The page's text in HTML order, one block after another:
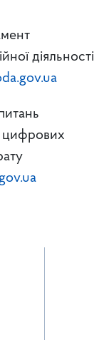
діяльності
цифрових